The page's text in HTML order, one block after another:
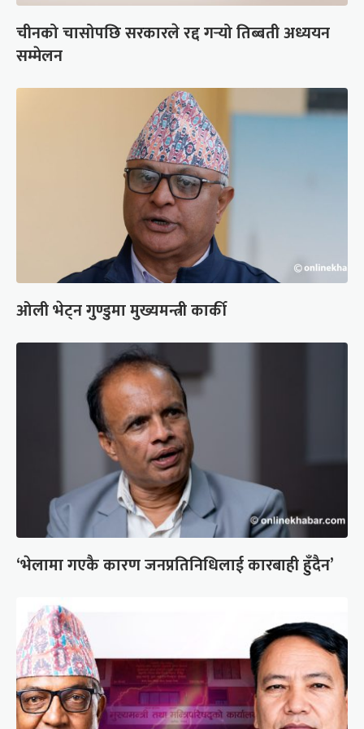
चीनको चासोपछि सरकारले रद्द गर्‍यो तिब्बती अध्ययन
सम्मेलन
ओली भेट्न गुण्डुमा मुख्यमन्त्री कार्की
‘भेलामा गएकै कारण जनप्रतिनिधिलाई कारबाही हुँदैन’